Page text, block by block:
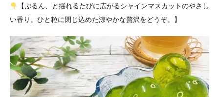
【ぷるん、と揺れるたびに広がるシャインマスカットのやさし
い香り。ひと粒に閉じ込めた涼やかな贅沢をどうぞ。】
動
画
プ
レ
ー
ヤ
ー